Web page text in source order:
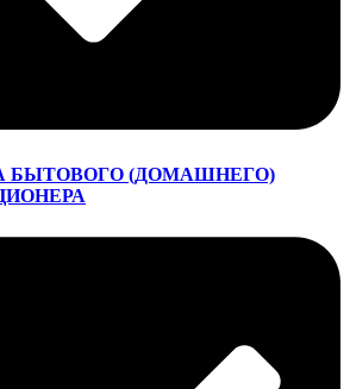
БЫТОВОГО (ДОМАШНЕГО)